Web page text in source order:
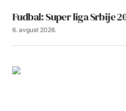
Fudbal: Super liga Srbije
6. avgust 2026.